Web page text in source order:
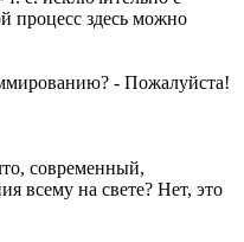
процесс здесь можно
- Пожалуйста!
современный,
всему на свете? Нет, это